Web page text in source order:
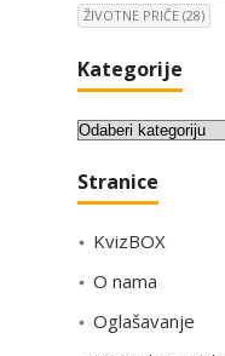
ŽIVOTNE PRIČE (28)
Kategorije
K
t
g
i
Stranice
KvizBOX
O nama
Oglašavanje